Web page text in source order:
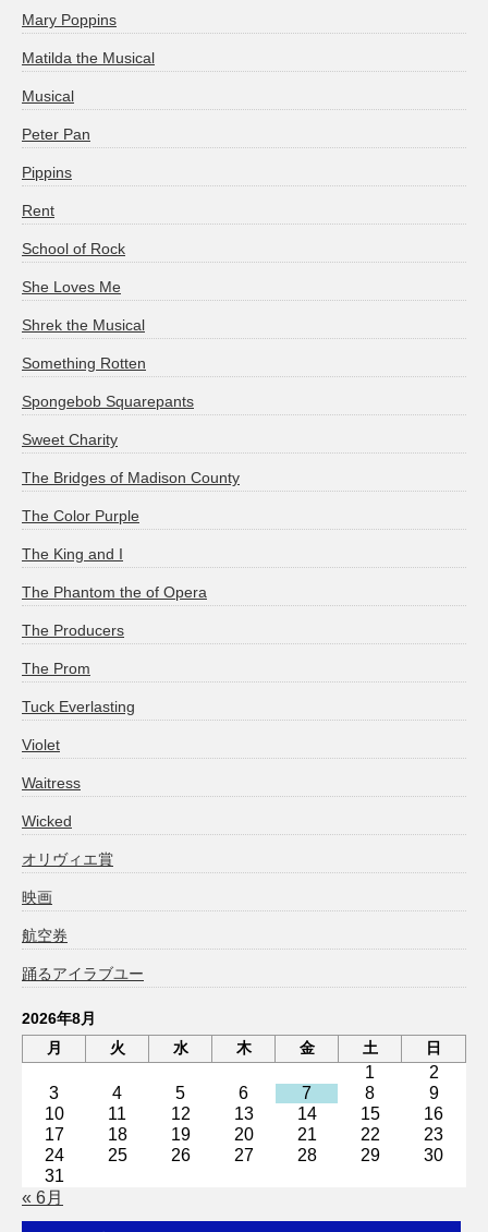
Mary Poppins
Matilda the Musical
Musical
Peter Pan
Pippins
Rent
School of Rock
She Loves Me
Shrek the Musical
Something Rotten
Spongebob Squarepants
Sweet Charity
The Bridges of Madison County
The Color Purple
The King and I
The Phantom the of Opera
The Producers
The Prom
Tuck Everlasting
Violet
Waitress
Wicked
オリヴィエ賞
映画
航空券
踊るアイラブユー
2026年8月
月
火 水 木 金 土 日
1
2
3
4 5 6 7 8
9
10
11 12 13 14 15
16
17
18 19 20 21 22
23
24
25 26 27 28 29
30
31
« 6月